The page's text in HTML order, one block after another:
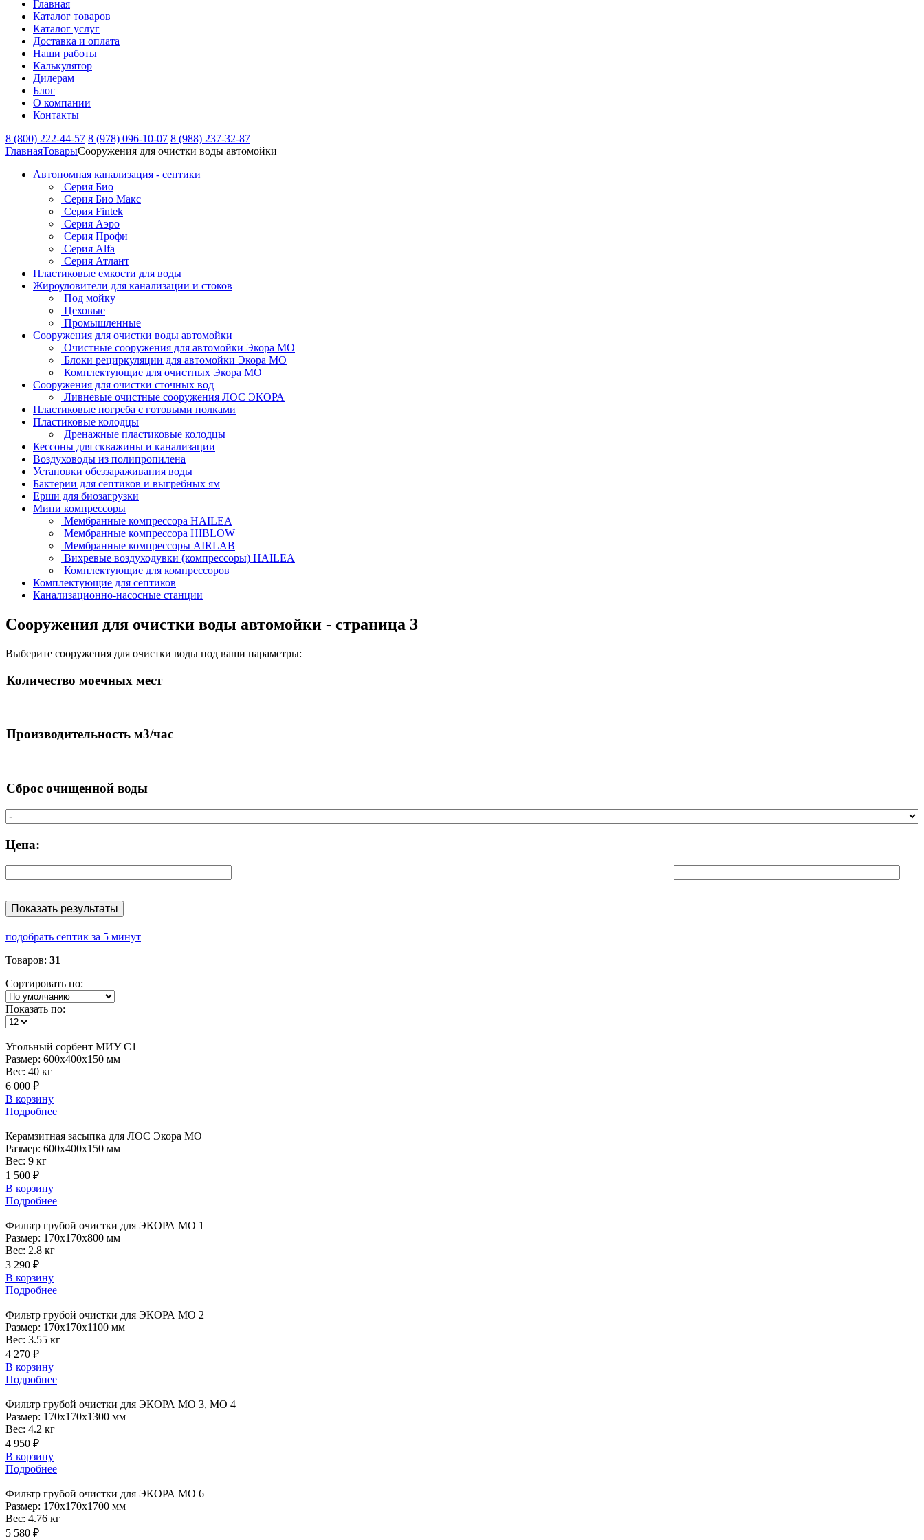
Главная
Каталог товаров
Каталог услуг
Доставка и оплата
Наши работы
Калькулятор
Дилерам
Блог
О компании
Контакты
8 (800) 222-44-57 8 (978) 096-10-07 8 (988) 237-32-87
ГлавнаяТоварыСооружения для очистки воды автомойки
Автономная канализация - септики
Серия Био
Серия Био Макс
Серия Fintek
Серия Аэро
Серия Профи
Серия Alfa
Серия Атлант
Пластиковые емкости для воды
Жироуловители для канализации и стоков
Под мойку
Цеховые
Промышленные
Сооружения для очистки воды автомойки
Очистные сооружения для автомойки Экора МО
Блоки рециркуляции для автомойки Экора МО
Комплектующие для очистных Экора МО
Сооружения для очистки сточных вод
Ливневые очистные сооружения ЛОС ЭКОРА
Пластиковые погреба с готовыми полками
Пластиковые колодцы
Дренажные пластиковые колодцы
Кессоны для скважины и канализации
Воздуховоды из полипропилена
Установки обеззараживания воды
Бактерии для септиков и выгребных ям
Ерши для биозагрузки
Мини компрессоры
Мембранные компрессора HAILEA
Мембранные компрессора HIBLOW
Мембранные компрессоры AIRLAB
Вихревые воздуходувки (компрессоры) HAILEA
Комплектующие для компрессоров
Комплектующие для септиков
Канализационно-насосные станции
Сооружения для очистки воды автомойки - страница 3
Выберите сооружения для очистки воды под ваши параметры:
Количество моечных мест
Производительность м3/час
Сброс очищенной воды
Цена:
Показать результаты
подобрать септик за 5 минут
Товаров: 31
Сортировать по:
Показать по:
Угольный сорбент МИУ С1
Размер: 600x400x150 мм
Вес: 40 кг
6 000 ₽
В корзину
Подробнее
Керамзитная засыпка для ЛОС Экора МО
Размер: 600x400x150 мм
Вес: 9 кг
1 500 ₽
В корзину
Подробнее
Фильтр грубой очистки для ЭКОРА МО 1
Размер: 170x170x800 мм
Вес: 2.8 кг
3 290 ₽
В корзину
Подробнее
Фильтр грубой очистки для ЭКОРА МО 2
Размер: 170x170x1100 мм
Вес: 3.55 кг
4 270 ₽
В корзину
Подробнее
Фильтр грубой очистки для ЭКОРА МО 3, МО 4
Размер: 170x170x1300 мм
Вес: 4.2 кг
4 950 ₽
В корзину
Подробнее
Фильтр грубой очистки для ЭКОРА МО 6
Размер: 170x170x1700 мм
Вес: 4.76 кг
5 580 ₽